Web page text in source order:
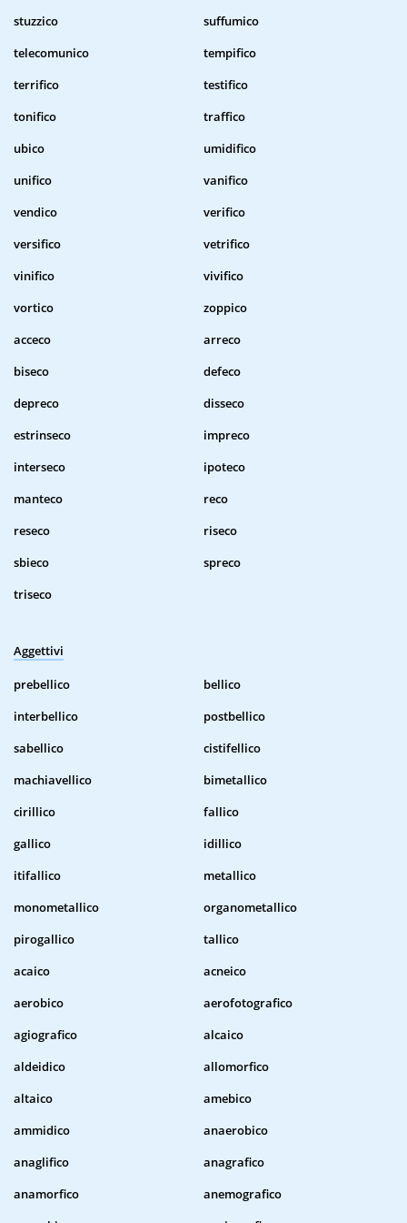
stuzzico
suffumico
telecomunico
tempifico
terrifico
testifico
tonifico
traffico
ubico
umidifico
unifico
vanifico
vendico
verifico
versifico
vetrifico
vinifico
vivifico
vortico
zoppico
acceco
arreco
biseco
defeco
depreco
disseco
estrinseco
impreco
interseco
ipoteco
manteco
reco
reseco
riseco
sbieco
spreco
triseco
Aggettivi
prebellico
bellico
interbellico
postbellico
sabellico
cistifellico
machiavellico
bimetallico
cirillico
fallico
gallico
idillico
itifallico
metallico
monometallico
organometallico
pirogallico
tallico
acaico
acneico
aerobico
aerofotografico
agiografico
alcaico
aldeidico
allomorfico
altaico
amebico
ammidico
anaerobico
anaglifico
anagrafico
anamorfico
anemografico